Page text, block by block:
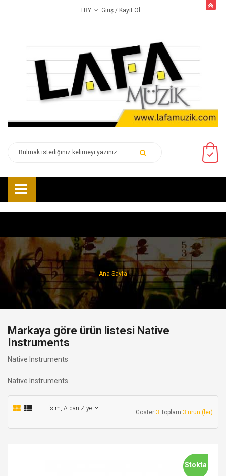
TRY Giriş / Kayıt Ol
Ana Sayfa
Markaya göre ürün listesi Native
Instruments
Native Instruments
Native Instruments
İsim, A dan Z ye
Göster 3 Toplam 3 ürün (ler)
Stokta